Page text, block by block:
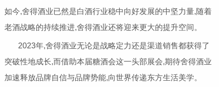
如今,舍得酒业已然是白酒行业稳中向好发展的中坚力量,随着
老酒战略的持续推进,舍得酒业还将迎来更大的提升空间。
2023年,舍得酒业无论是战略定力还是渠道销售都获得了
突破性地成长,而借助本届糖酒会这一头部展会,期待舍得酒业
加速释放品牌自信与品牌势能,向世界传递东方生活美学。